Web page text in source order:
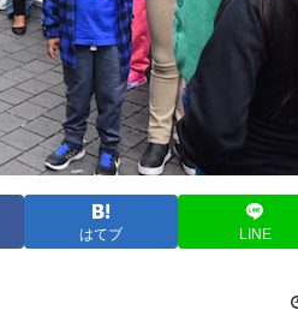
はてブ LINE